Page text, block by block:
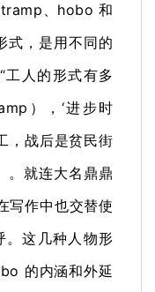
、hobo 和
式，是用不同的
工人的形式有多
），‘进步时
，战后是贫民街
。就连大名鼎鼎
写作中也交替使
。这几种人物形
的内涵和外延